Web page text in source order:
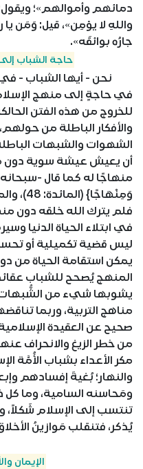
دمائهم وأموالهم»؛ ويقول:
واللهِ لا يؤمِن»، قيل: وَمَن
جارُه بوائقَه».
حاجة الشباب
نحن - أيها الشباب -
في حاجةٍ إلى منهج
للخروج من هذه الفتن
والأفكار الباطلة من
الشهوات والشبهات
أن يعيش عيشة سوية دون
منهاجًا له كما قال -
فلم يترك الله خلقه دون
في ابتلاء الحياة الدنيا
ليس قضية تكميلية أو
يمكن استقامة الحياة من
المنهج يُصحح للشباب
يشوبها شيء من الشُّبهات
مناهج التربية، وربما
صحيح عن العقيدة
من خطر الزيغ والانحراف
مكر الأعداء بشباب الأُمَّة
والنهار؛ بُغيةَ إفسادهم
ومَحاسنه السامية، وما كل
تنتسب إلى الإسلام شَكلاً،
يُذكر، فتنقلب مَوازينُ
الإيمان